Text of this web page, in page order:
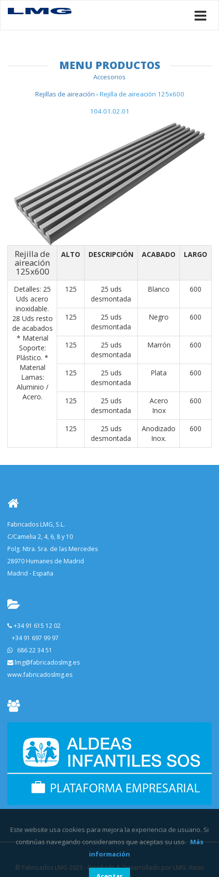
MENU PRODUCTOS
Accesorios
Rejillas de aireación › Rejilla de aireación 125x600
104.01.02.01
Rejilla de
aireación
125x600
ALTO DESCRIPCIÓN ACABADO LARGO
Detalles: 25
Uds acero
inoxidable.
28 Uds resto
de acabados
* Material
Soporte:
Plástico. *
Material
Lamas:
Aluminio /
Acero.
125
25 uds
desmontada
Blanco 600
125
25 uds
desmontada
Negro 600
125
25 uds
desmontada
Marrón 600
125
25 uds
desmontada
Plata 600
125
25 uds
desmontada
Acero
Inox
600
125
25 uds
desmontada
Anodizado
Inox.
600
Fabricados LMG, S.L.
C/Camelia 2, 4, 6, 8 y 10
Polg. Ntra. Sra. de las Mercedes
28970 Humanes de Madrid
Madrid - España
+34 91 615 12 02
+34 91 697 99 97
686 22 34 51
lmg@fabricadoslmg.es
www.fabricadoslmg.es
© Fabricados LMG 2023 - Diseñado & Desarrollado por LMG. Aviso
Este website usa cookies para mejora la experiencia de usuario. Si
continúas navegando consideramos que aceptas su uso. Más
información